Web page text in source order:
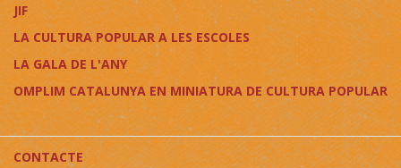
JIF
LA CULTURA POPULAR A LES ESCOLES
LA GALA DE L'ANY
OMPLIM CATALUNYA EN MINIATURA DE CULTURA POPULAR
CONTACTE